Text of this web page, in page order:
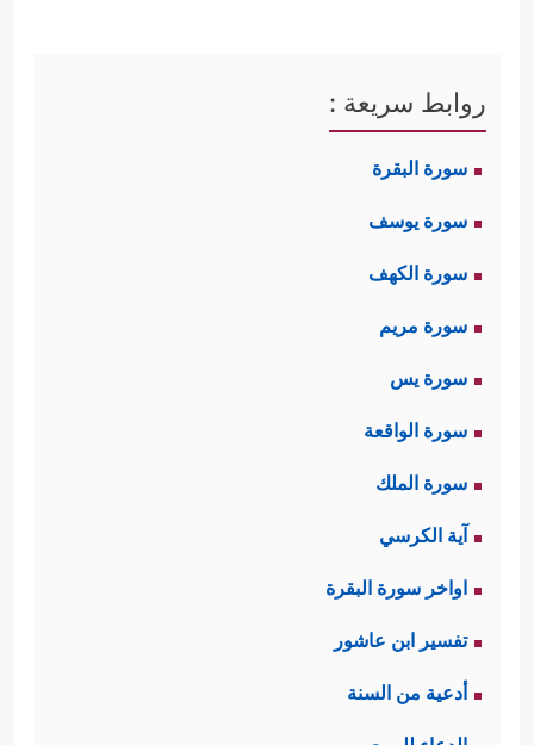
روابط سريعة :
سورة البقرة
سورة يوسف
سورة الكهف
سورة مريم
سورة يس
سورة الواقعة
سورة الملك
آية الكرسي
اواخر سورة البقرة
تفسير ابن عاشور
أدعية من السنة